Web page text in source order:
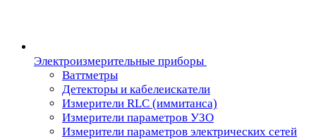
Электроизмерительные приборы
Ваттметры
Детекторы и кабелеискатели
Измерители RLC (иммитанса)
Измерители параметров УЗО
Измерители параметров электрических сетей